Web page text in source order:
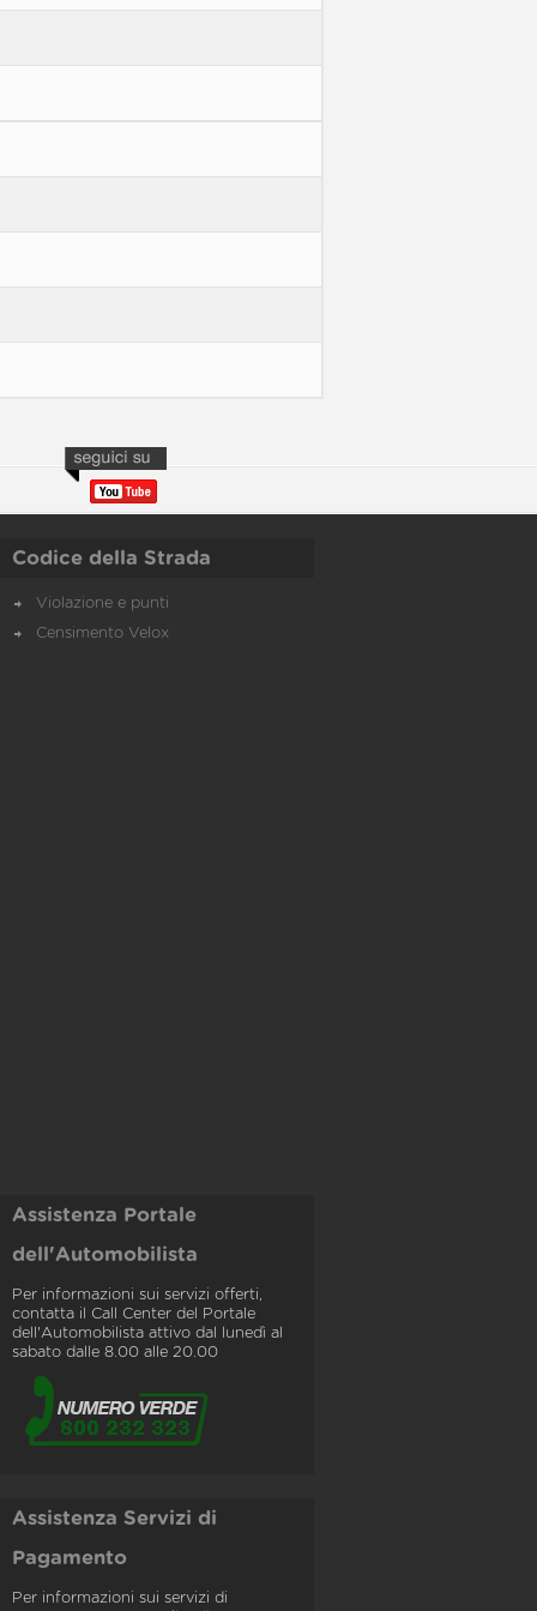
Codice della Strada
Violazione e punti
Censimento Velox
Assistenza Portale
dell'Automobilista
Per informazioni sui servizi offerti,
contatta il Call Center del Portale
dell'Automobilista attivo dal lunedì al
sabato dalle 8.00 alle 20.00
Assistenza Servizi di
Pagamento
Per informazioni sui servizi di